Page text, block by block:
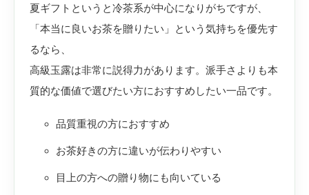
夏ギフトというと冷茶系が中心になりがちですが、
「本当に良いお茶を贈りたい」という気持ちを優先す
るなら、
高級玉露は非常に説得力があります。派手さよりも本
質的な価値で選びたい方におすすめしたい一品です。
品質重視の方におすすめ
お茶好きの方に違いが伝わりやすい
目上の方への贈り物にも向いている